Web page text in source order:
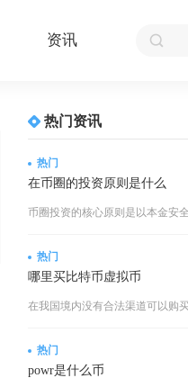
资讯
热门资讯
热门
在币圈的投资原则是什么
热门
哪里买比特币虚拟币
热门
powr是什么币